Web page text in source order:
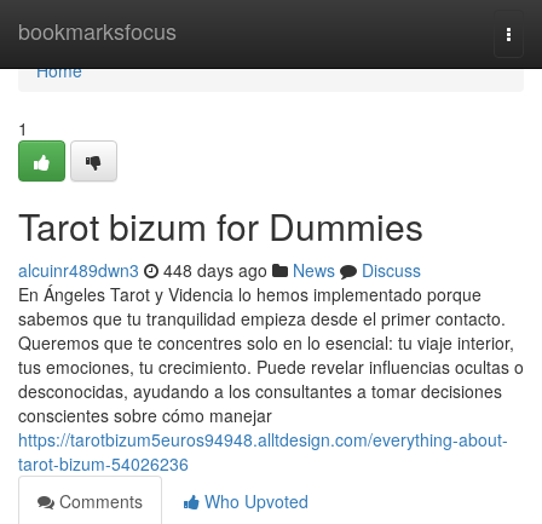
bookmarksfocus
Home
Home
1
Tarot bizum for Dummies
alcuinr489dwn3 448 days ago News
Discuss
En Ángeles Tarot y Videncia lo hemos implementado porque
sabemos que tu tranquilidad empieza desde el primer contacto.
Queremos que te concentres solo en lo esencial: tu viaje interior,
tus emociones, tu crecimiento. Puede revelar influencias ocultas o
desconocidas, ayudando a los consultantes a tomar decisiones
conscientes sobre cómo manejar
https://tarotbizum5euros94948.alltdesign.com/everything-about-
tarot-bizum-54026236
Comments
Who Upvoted